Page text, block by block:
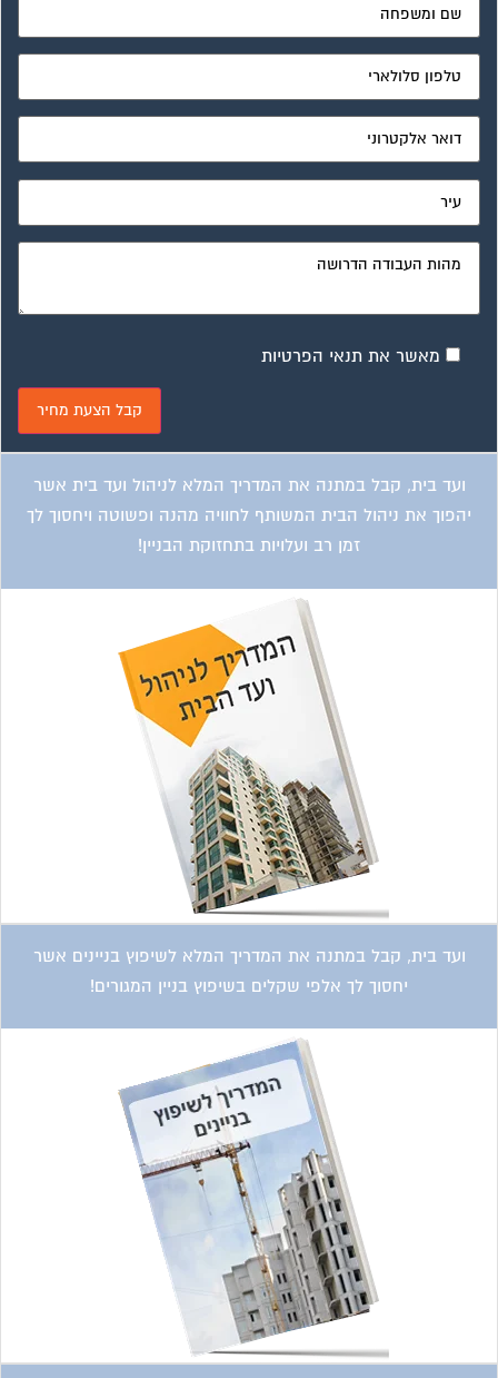
מאשר את תנאי הפרטיות
ועד בית, קבל במתנה את המדריך המלא לניהול ועד בית אשר
יהפוך את ניהול הבית המשותף לחוויה מהנה ופשוטה ויחסוך לך
זמן רב ועלויות בתחזוקת הבניין!
ועד בית, קבל במתנה את המדריך המלא לשיפוץ בניינים אשר
יחסוך לך אלפי שקלים בשיפוץ בניין המגורים!